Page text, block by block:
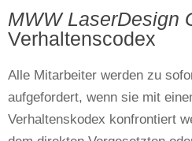
MWW LaserDesign
Verhaltenscodex
Alle Mitarbeiter werden zu
aufgefordert, wenn sie mit
Verhaltenskodex konfrontiert